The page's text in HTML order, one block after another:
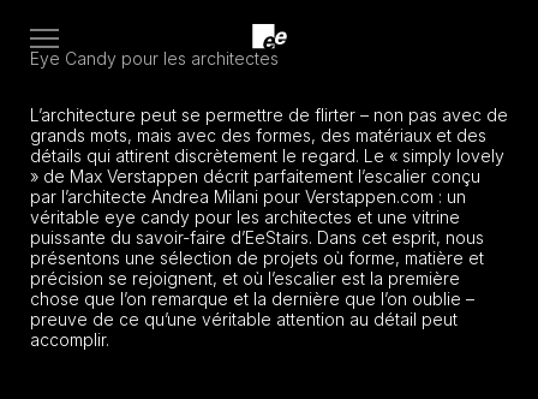
Open
menu
Eye Candy pour les architectes
L’architecture peut se permettre de flirter – non pas avec de
grands mots, mais avec des formes, des matériaux et des
détails qui attirent discrètement le regard. Le « simply lovely
» de Max Verstappen décrit parfaitement l’escalier conçu
par l’architecte Andrea Milani pour Verstappen.com : un
véritable eye candy pour les architectes et une vitrine
puissante du savoir-faire d’EeStairs. Dans cet esprit, nous
présentons une sélection de projets où forme, matière et
précision se rejoignent, et où l’escalier est la première
chose que l’on remarque et la dernière que l’on oublie –
preuve de ce qu’une véritable attention au détail peut
accomplir.